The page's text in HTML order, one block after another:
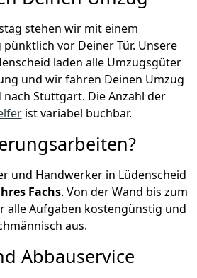
stehen wir mit einem
vor Deiner Tür. Unsere
laden alle Umzugsgüter
und wir fahren Deinen Umzug
nach Stuttgart. Die Anzahl der
ist variabel buchbar.
und Handwerker in Lüdenscheid
Fachs. Von der Wand bis zum
alle Aufgaben kostengünstig und
aus.
Abbauservice